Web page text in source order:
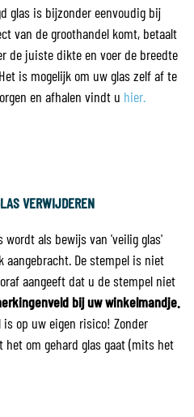
glas is bijzonder eenvoudig bij
van de groothandel komt, betaalt
de juiste dikte en voer de breedte
is mogelijk om uw glas zelf af te
en afhalen vindt u hier.
VERWIJDEREN
wordt als bewijs van 'veilig glas'
aangebracht. De stempel is niet
aangeeft dat u de stempel niet
bij uw winkelmandje.
op uw eigen risico! Zonder
om gehard glas gaat (mits het